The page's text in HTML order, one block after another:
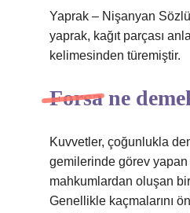
Yaprak – Nişanyan
yaprak, kağıt parçası
kelimesinden türemiştir.
Forsa ne
Kuvvetler, çoğunlukla
gemilerinde görev
mahkumlardan oluşan bir
Genellikle kaçmalarını